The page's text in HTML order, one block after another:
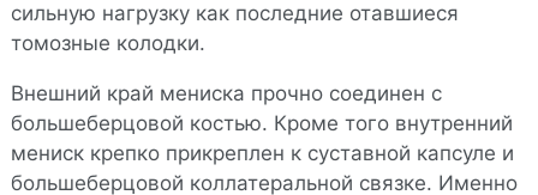
сильную нагрузку как последние отавшиеся
томозные колодки.
Внешний край мениска прочно соединен с
большеберцовой костью. Кроме того внутренний
мениск крепко прикреплен к суставной капсуле и
большеберцовой коллатеральной связке. Именно